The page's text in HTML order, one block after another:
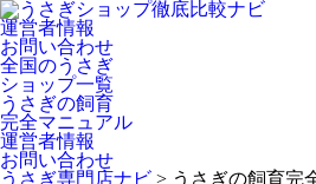
運営者情報
お問い合わせ
全国のうさぎ
ショップ一覧
うさぎの飼育
完全マニュアル
運営者情報
お問い合わせ
うさぎ専門店ナビ > うさぎの飼育完